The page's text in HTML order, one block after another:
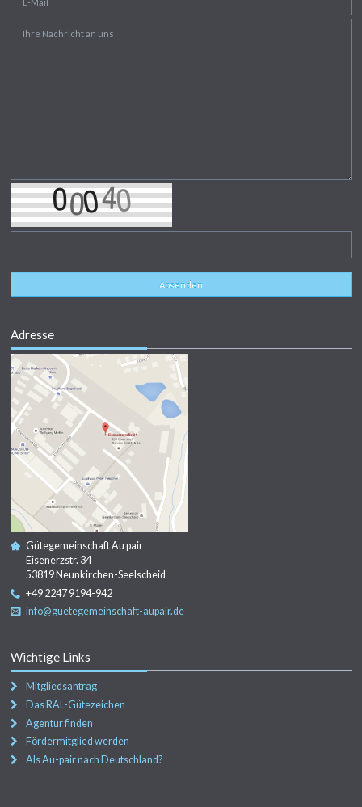
Absenden
Adresse
Gütegemeinschaft Au pair
Eisenerzstr. 34
53819 Neunkirchen-Seelscheid
+49 2247 9194-942
info@guetegemeinschaft-aupair.de
Wichtige Links
Mitgliedsantrag
Das RAL-Gütezeichen
Agentur finden
Fördermitglied werden
Als Au-pair nach Deutschland?